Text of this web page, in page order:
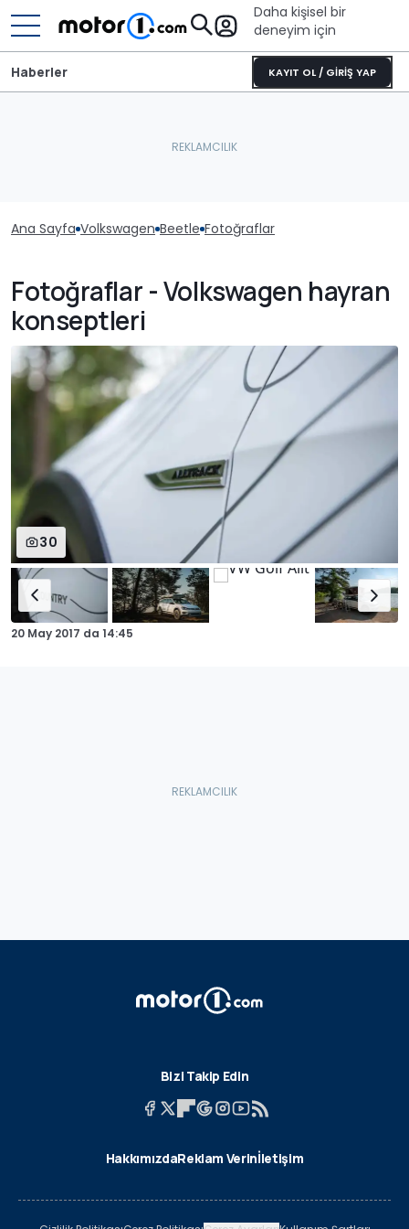
Daha kişisel bir
deneyim için
KAYIT OL / GİRİŞ YAP
Haberler
Ana Sayfa Volkswagen Beetle Fotoğraflar
Fotoğraflar - Volkswagen hayran
konseptleri
30
20 May 2017 da 14:45
Bizi Takip Edin
HakkımızdaReklam Verinİletişim